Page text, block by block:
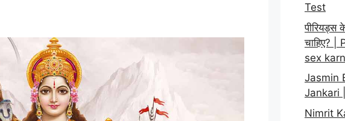
Test
पीरियड्स
चाहिए?
sex
Jasmin
Jankari |
Nimrit